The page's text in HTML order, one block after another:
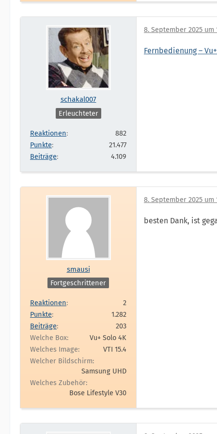
schakal007
Erleuchteter
Reaktionen
882
Punkte
21.477
Beiträge
4.109
8. September 2025 um
Fernbedienung –
smausi
Fortgeschrittener
Reaktionen
2
Punkte
1.282
Beiträge
203
Welche Box
Vu+ Solo 4K
Welches Image
VTI 15.4
Welcher Bildschirm
Samsung UHD
Welches Zubehör
Bose Lifestyle V30
8. September 2025 um
besten Dank, ist